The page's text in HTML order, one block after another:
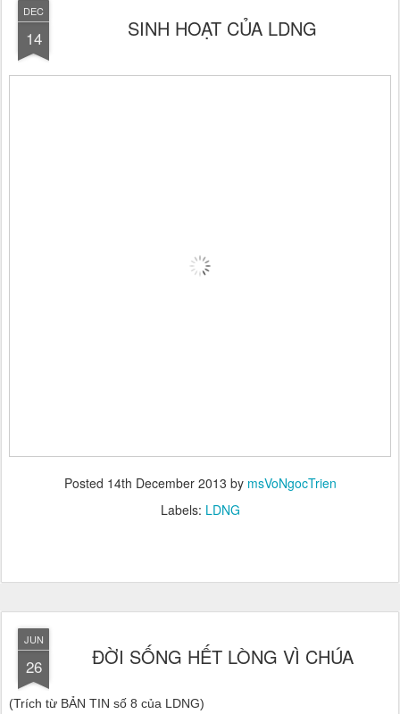
DEC
14 SINH HOẠT CỦA LDNG
Posted 14th December 2013 by msVoNgocTrien
Labels: LDNG
JUN
26 ĐỜI SỐNG HẾT LÒNG VÌ CHÚA
(Trích từ BẢN TIN số 8 của LDNG)